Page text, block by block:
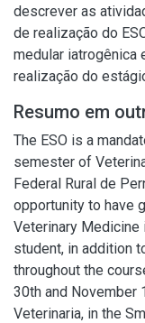
descrever as
de realização do
medular iatrogênica
realização do
Resumo em
The ESO is a
semester of
Federal Rural de
opportunity to have
Veterinary Medicine
student, in addition
throughout the
30th and November
Veterinaria, in the